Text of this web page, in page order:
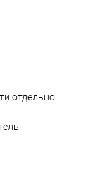
отдельно